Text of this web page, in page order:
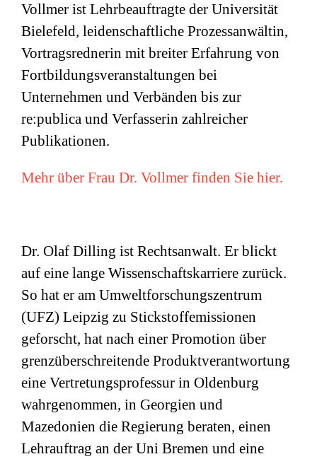
Vollmer ist Lehrbeauftragte der Universität
Bielefeld, leidenschaftliche Prozessanwältin,
Vortragsrednerin mit breiter Erfahrung von
Fortbildungsveranstaltungen bei
Unternehmen und Verbänden bis zur
re:publica und Verfasserin zahlreicher
Publikationen.
Mehr über Frau Dr. Vollmer finden Sie hier.
Dr. Olaf Dilling ist Rechtsanwalt. Er blickt
auf eine lange Wissenschaftskarriere zurück.
So hat er am Umweltforschungszentrum
(UFZ) Leipzig zu Stickstoffemissionen
geforscht, hat nach einer Promotion über
grenzüberschreitende Produktverantwortung
eine Vertretungsprofessur in Oldenburg
wahrgenommen, in Georgien und
Mazedonien die Regierung beraten, einen
Lehrauftrag an der Uni Bremen und eine